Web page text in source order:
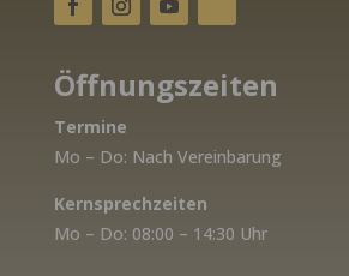
Öffnungszeiten
Termine
Mo – Do: Nach Vereinbarung
Kernsprechzeiten
Mo – Do: 08:00 – 14:30 Uhr